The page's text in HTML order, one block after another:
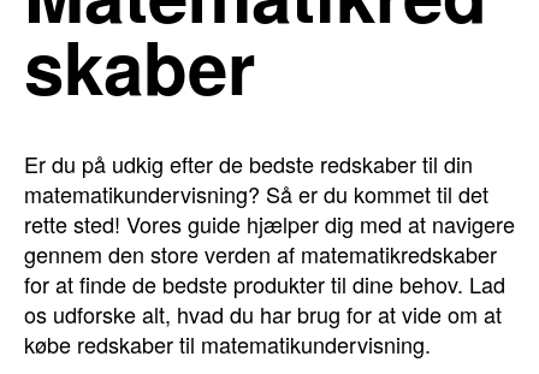
skaber
Er du på udkig efter de bedste redskaber til din
matematikundervisning? Så er du kommet til det
rette sted! Vores guide hjælper dig med at navigere
gennem den store verden af matematikredskaber
for at finde de bedste produkter til dine behov. Lad
os udforske alt, hvad du har brug for at vide om at
købe redskaber til matematikundervisning.